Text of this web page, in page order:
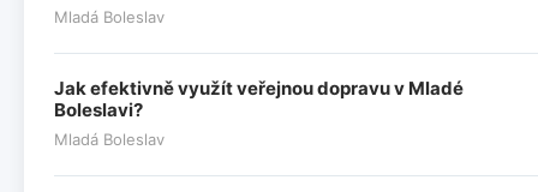
Mladá Boleslav
Jak efektivně využít veřejnou dopravu v Mladé
Boleslavi?
Mladá Boleslav